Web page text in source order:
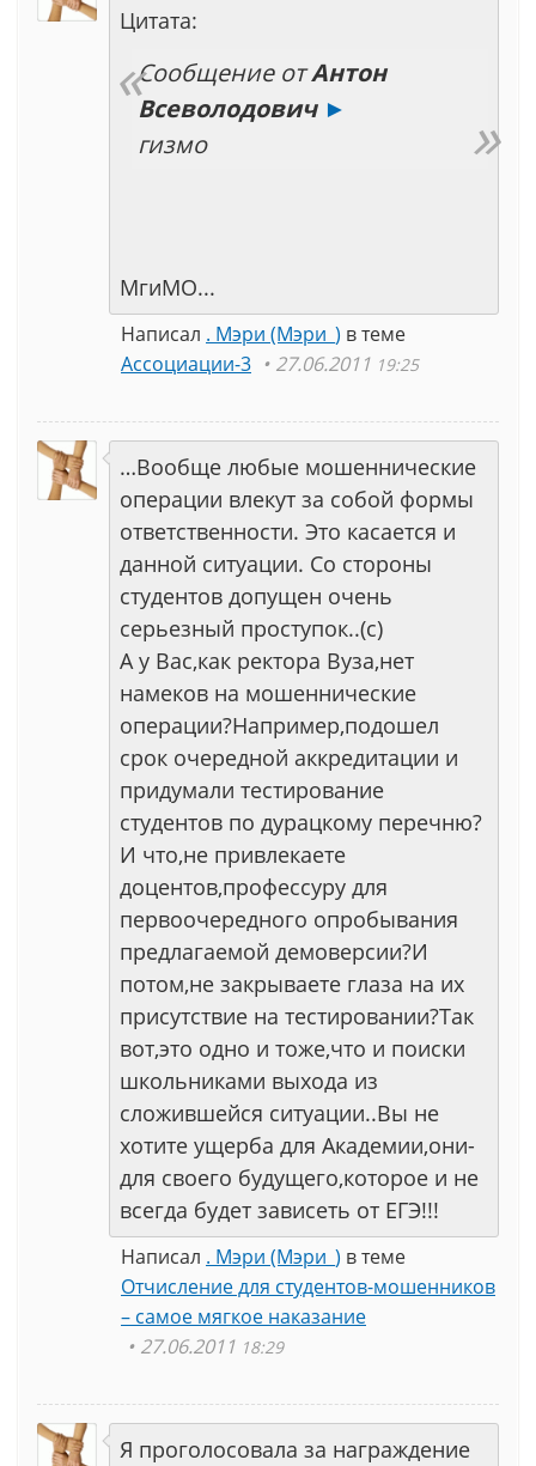
Цитата:
Сообщение отАнтон
Всеволодович ►
гизмо
МгиМО...
Написал . Мэри (Мэри_) в теме
Ассоциации-3
27.06.2011 19:25
…Вообще любые мошеннические
операции влекут за собой формы
ответственности. Это касается и
данной ситуации. Со стороны
студентов допущен очень
серьезный проступок..(с)
А у Вас,как ректора Вуза,нет
намеков на мошеннические
операции?Например,подошел
срок очередной аккредитации и
придумали тестирование
студентов по дурацкому перечню?
И что,не привлекаете
доцентов,профессуру для
первоочередного опробывания
предлагаемой демоверсии?И
потом,не закрываете глаза на их
присутствие на тестировании?Так
вот,это одно и тоже,что и поиски
школьниками выхода из
сложившейся ситуации..Вы не
хотите ущерба для Академии,они-
для своего будущего,которое и не
всегда будет зависеть от ЕГЭ!!!
Написал . Мэри (Мэри_) в теме
Отчисление для студентов-мошенников
– самое мягкое наказание
27.06.2011 18:29
Я проголосовала за награждение